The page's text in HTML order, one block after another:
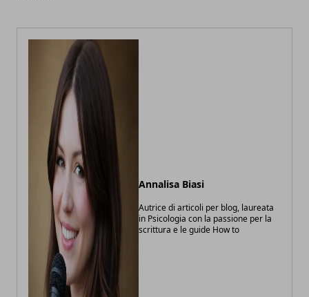
Annalisa Biasi
Autrice di articoli per blog, laureata
in Psicologia con la passione per la
scrittura e le guide How to